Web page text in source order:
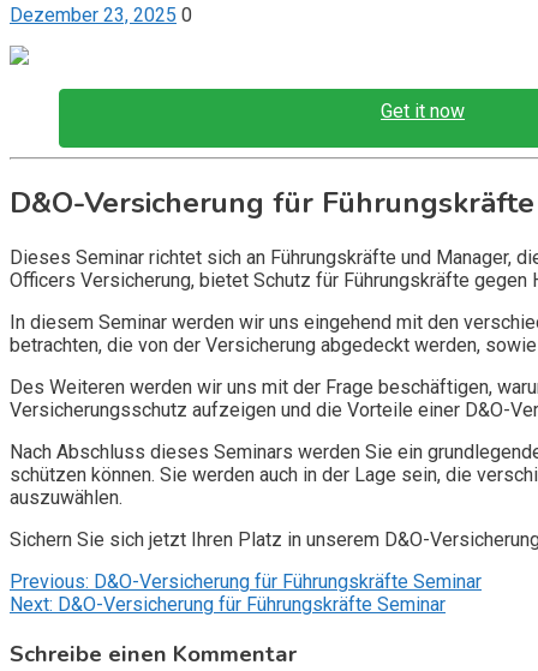
Dezember 23, 2025 0
Get it now
D&O-Versicherung für
Dieses Seminar richtet sich an Führungskräfte und Manager,
Officers Versicherung, bietet Schutz für Führungskräfte
In diesem Seminar werden wir uns eingehend mit den
betrachten, die von der Versicherung abgedeckt werden,
Des Weiteren werden wir uns mit der Frage beschäftigen,
Versicherungsschutz aufzeigen und die Vorteile einer D&O-
Nach Abschluss dieses Seminars werden Sie ein
schützen können. Sie werden auch in der Lage sein, die
auszuwählen.
Sichern Sie sich jetzt Ihren Platz in unserem D&O-
Beitragsnavigation
Previous: D&O-Versicherung für Führungskräfte Seminar
Next: D&O-Versicherung für Führungskräfte Seminar
Schreibe einen Kommentar